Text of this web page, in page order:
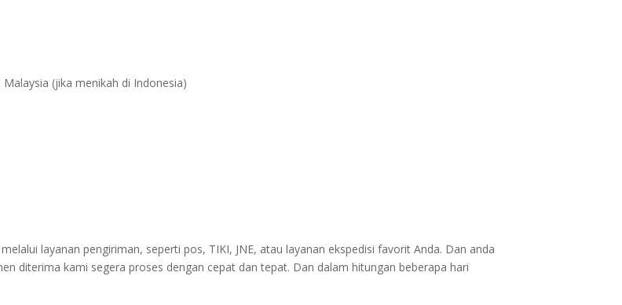
(jika menikah di Indonesia)
layanan pengiriman, seperti pos, TIKI, JNE, atau layanan ekspedisi favorit Anda. Dan anda
diterima kami segera proses dengan cepat dan tepat. Dan dalam hitungan beberapa hari